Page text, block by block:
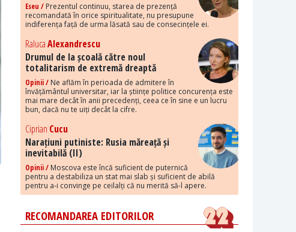
Eseu / Prezentul continuu, starea de prezență
recomandată în orice spiritualitate, nu presupune
indiferența față de urma lăsată sau de consecințele ei.
RalucaAlexandrescu
Drumul de la școală către noul
totalitarism de extremă dreaptă
Opinii / Ne aflăm în perioada de admitere în
învățământul universitar, iar la științe politice concurența este
mai mare decât în anii precedenți, ceea ce în sine e un lucru
bun, dacă nu te uiți decât la cifre.
Ciprian Cucu
Narațiuni putiniste: Rusia măreață și
inevitabilă (II)
Opinii / Moscova este încă suficient de puternică
pentru a destabiliza un stat mai slab și suficient de abilă
pentru a-i convinge pe ceilalți că nu merită să-l apere.
RECOMANDAREA EDITORILOR